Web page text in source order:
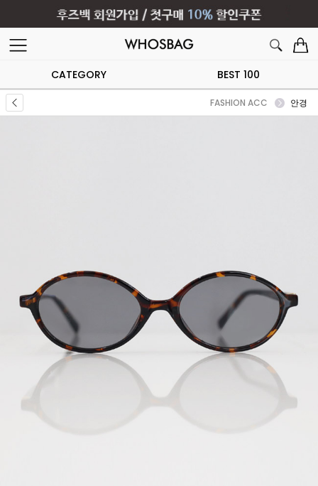
CATEGORY BEST 100
FASHION ACC 안경